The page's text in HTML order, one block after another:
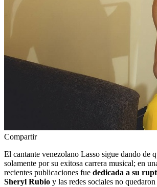
Compartir
El cantante venezolano Lasso sigue dando de
solamente por su exitosa carrera musical; en
recientes publicaciones fue dedicada a su
Sheryl Rubio y las redes sociales no